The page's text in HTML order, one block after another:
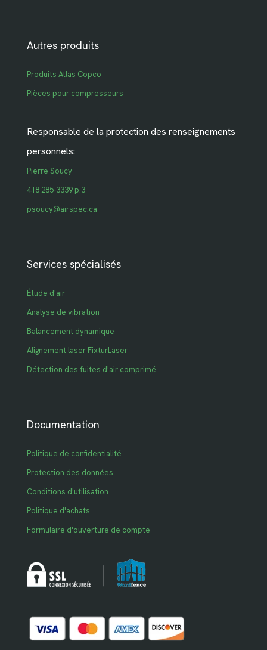
Autres produits
Produits Atlas Copco
Pièces pour compresseurs
Responsable de la protection des renseignements
personnels:
Pierre Soucy
418 285-3339 p.3
psoucy@airspec.ca
Services spécialisés
Étude d'air
Analyse de vibration
Balancement dynamique
Alignement laser FixturLaser
Détection des fuites d'air comprimé
Documentation
Politique de confidentialité
Protection des données
Conditions d'utilisation
Politique d'achats
Formulaire d'ouverture de compte